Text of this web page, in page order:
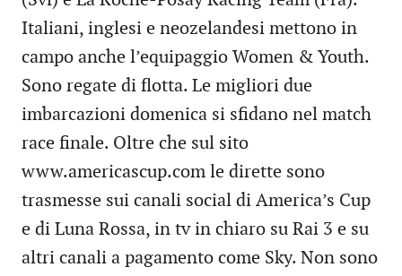
Italiani, inglesi e neozelandesi mettono in
campo anche l’equipaggio Women & Youth.
Sono regate di flotta. Le migliori due
imbarcazioni domenica si sfidano nel match
race finale. Oltre che sul sito
www.americascup.com le dirette sono
trasmesse sui canali social di America’s Cup
e di Luna Rossa, in tv in chiaro su Rai 3 e su
altri canali a pagamento come Sky. Non sono